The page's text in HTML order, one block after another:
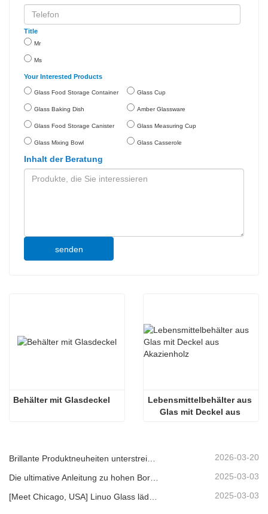
Title
Mr
Ms
Your Interested Products
Glass Food Storage Container
Glass Baking Dish
Glass Food Storage Canister
Glass Mixing Bowl
Glass Cup
Amber Glassware
Glass Measuring Cup
Glass Casserole
Inhalt der Beratung
senden
Behälter mit Glasdeckel
Lebensmittelbehälter aus
Glas mit Deckel aus
2026-03-20
2025-03-03
[Meet Chicago, USA] Linuo Glass lädt Sie ein, sich in Chicago inspirierte Heimshow zu versammeln! 2025-03-03